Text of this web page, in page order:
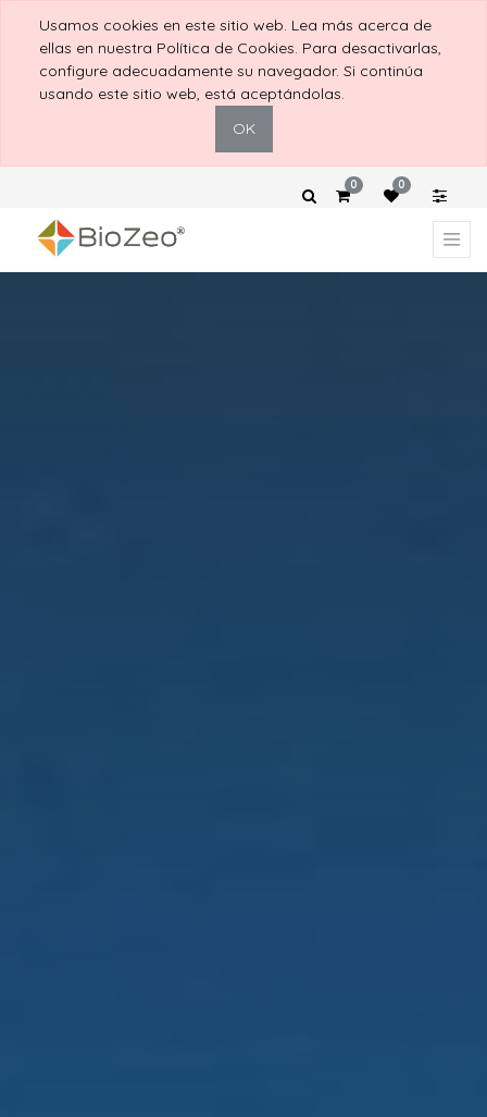
Usamos cookies en este sitio web. Lea más acerca de
ellas en nuestra Política de Cookies. Para desactivarlas,
configure adecuadamente su navegador. Si continúa
usando este sitio web, está aceptándolas.
OK
0 0